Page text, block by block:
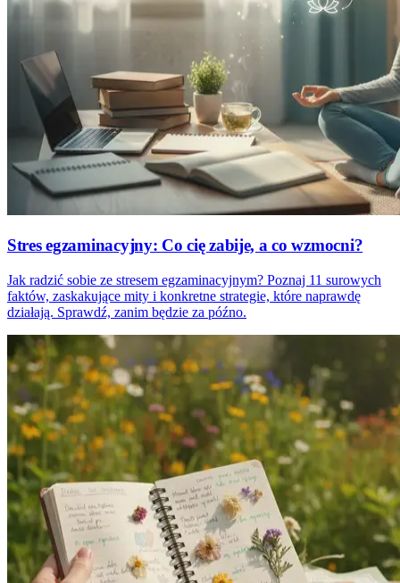
Stres egzaminacyjny: Co cię zabije, a co wzmocni?
Jak radzić sobie ze stresem egzaminacyjnym? Poznaj 11 surowych
faktów, zaskakujące mity i konkretne strategie, które naprawdę
działają. Sprawdź, zanim będzie za późno.